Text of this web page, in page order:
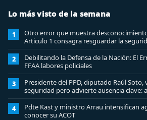
Lo más visto de la semana
1
Otro error que muestra
Articulo 1 consagra resguardar la
a los ciudadanos
2
Debilitando la Defensa de la Nación: El
FFAA labores policiales
3
Presidente del PPD, diputado Raúl Soto,
seguridad pero advierte ausencia clave:
bancario
4
Pdte Kast y ministro Arrau intensifican
conocer su ACOT